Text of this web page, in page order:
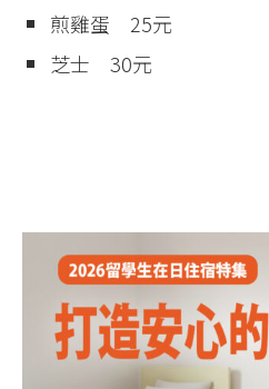
煎雞蛋 25元
芝士 30元